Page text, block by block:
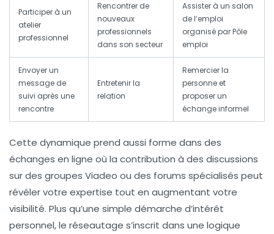
Participer à un
atelier
professionnel
Rencontrer de
nouveaux
professionnels
dans son secteur
Assister à un salon
de l’emploi
organisé par Pôle
emploi
Envoyer un
message de
suivi après une
rencontre
Entretenir la
relation
Remercier la
personne et
proposer un
échange informel
Cette dynamique prend aussi forme dans des
échanges en ligne où la contribution à des discussions
sur des groupes Viadeo ou des forums spécialisés peut
révéler votre expertise tout en augmentant votre
visibilité. Plus qu’une simple démarche d’intérêt
personnel, le réseautage s’inscrit dans une logique